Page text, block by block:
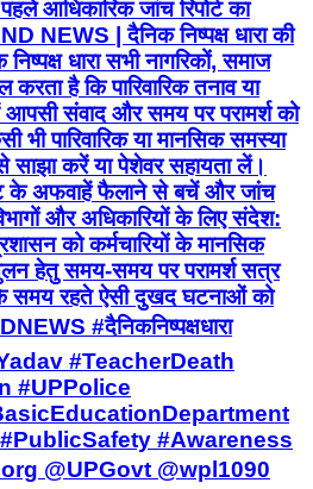
आधिकारिक जांच रिपोर्ट का
NEWS | दैनिक निष्पक्ष धारा की
धारा सभी नागरिकों, समाज
है कि पारिवारिक तनाव या
आपसी संवाद और समय पर परामर्श को
भी पारिवारिक या मानसिक समस्या
साझा करें या पेशेवर सहायता लें।
के अफवाहें फैलाने से बचें और जांच
और अधिकारियों के लिए संदेश:
को कर्मचारियों के मानसिक
हेतु समय-समय पर परामर्श सत्र
समय रहते ऐसी दुखद घटनाओं को
#दैनिकनिष्पक्षधारा
#TeacherDeath
#UPPolice
#Awareness
@UPGovt @wpl1090